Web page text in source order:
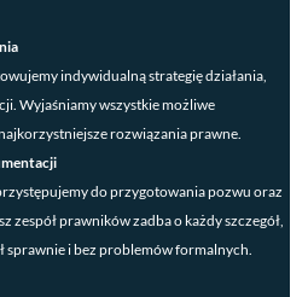
indywidualną strategię działania,
Wyjaśniamy wszystkie możliwe
rozwiązania prawne.
do przygotowania pozwu oraz
zespół prawników zadba o każdy szczegół,
sprawnie i bez problemów formalnych.